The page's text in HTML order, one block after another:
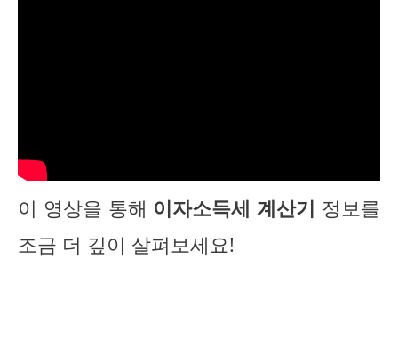
이 영상을 통해 이자소득세 계산기 정보를
조금 더 깊이 살펴보세요!